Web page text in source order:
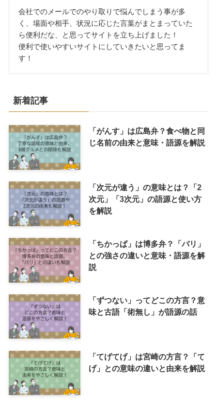
会社でのメールでのやり取りで悩んでしまう事が多
く、場面や相手、状況に応じた言葉がまとまっていた
ら便利だな、と思ってサイトを立ち上げました！
便利で使いやすいサイトにしていきたいと思ってま
す！
新着記事
「がんす」は広島弁？食べ物と同
じ名前の由来と意味・語源を解説
「次元が違う」の意味とは？「2
次元」「3次元」の語源と使い方
を解説
「ちかっぱ」は博多弁？「バリ」
との強さの違いと意味・語源を解
説
「ずつない」ってどこの方言？意
味と古語「術無し」が語源の話
「てげてげ」は宮崎の方言？「て
げ」との意味の違いと由来を解説